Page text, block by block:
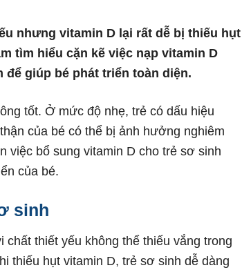
nhưng vitamin D lại rất dễ bị thiếu hụt
tìm hiểu cặn kẽ việc nạp vitamin D
giúp bé phát triển toàn diện.
tốt. Ở mức độ nhẹ, trẻ có dấu hiệu
của bé có thể bị ảnh hưởng nghiêm
việc bổ sung vitamin D cho trẻ sơ sinh
của bé.
sinh
thiết yếu không thể thiếu vắng trong
thiếu hụt vitamin D, trẻ sơ sinh dễ dàng